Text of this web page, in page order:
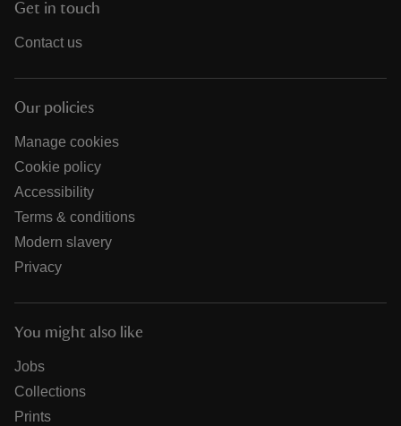
Get in touch
Contact us
Our policies
Manage cookies
Cookie policy
Accessibility
Terms & conditions
Modern slavery
Privacy
You might also like
Jobs
Collections
Prints